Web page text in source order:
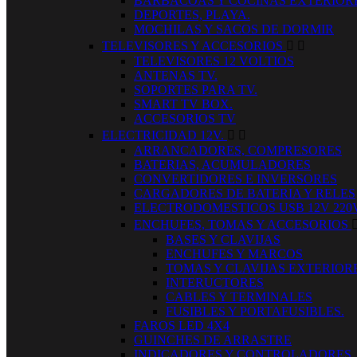
DEPORTES, PLAYA.
MOCHILAS Y SACOS DE DORMIR
TELEVISORES Y ACCESORIOS  
TELEVISORES 12 VOLTIOS
ANTENAS TV.
SOPORTES PARA TV.
SMART TV BOX.
ACCESORIOS TV
ELECTRICIDAD 12V.  
ARRANCADORES, COMPRESORES
BATERIAS, ACUMULADORES
CONVERTIDORES E INVERSORES
CARGADORES DE BATERIA Y RELES
ELECTRODOMESTICOS USB 12V
ENCHUFES, TOMAS Y ACCESORIOS 
BASES Y CLAVIJAS
ENCHUFES Y MARCOS
TOMAS Y CLAVIJAS
INTERUCTORES
CABLES Y TERMINALES
FUSIBLES Y PORTAFUSIBLES.
FAROS LED 4X4
GUINCHES DE ARRASTRE
INDICADORES Y CONTROLADORES